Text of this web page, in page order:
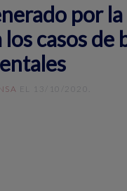
por
casos de
EL 13/10/2020